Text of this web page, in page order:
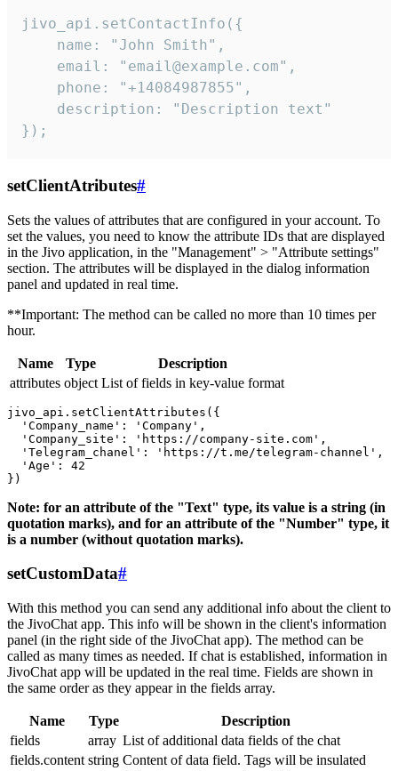
jivo_api.setContactInfo({
    name: "John Smith",
    email: "email@example.com",
    phone: "+14084987855",
    description: "Description text"
});
setClientAtributes#
Sets the values ​​of attributes that are configured in your account. To
set the values, you need to know the attribute IDs that are displayed
in the Jivo application, in the "Management" > "Attribute settings"
section. The attributes will be displayed in the dialog information
panel and updated in real time.
**Important: The method can be called no more than 10 times per
hour.
Name Type
Description
attributes object List of fields in key-value format
jivo_api.setClientAttributes({
  'Company_name': 'Company',
  'Company_site': 'https://company-site.com',
  'Telegram_chanel': 'https://t.me/telegram-channel',
  'Age': 42
Note: for an attribute of the "Text" type, its value is a string (in
quotation marks), and for an attribute of the "Number" type, it
is a number (without quotation marks).
setCustomData#
With this method you can send any additional info about the client to
the JivoChat app. This info will be shown in the client's information
panel (in the right side of the JivoChat app). The method can be
called as many times as needed. If chat is established, information in
JivoChat app will be updated in the real time. Fields are shown in
the same order as they appear in the fields array.
Name Type
Description
fields
array List of additional data fields of the chat
fields.content string Content of data field. Tags will be insulated